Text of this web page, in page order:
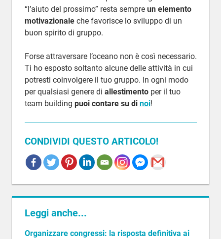
“l’aiuto del prossimo” resta sempre un elemento
motivazionaleche favorisce lo sviluppo di un
buon spirito di gruppo.
Forse attraversare l’oceano non è così necessario.
Ti ho esposto soltanto alcune delle attività in cui
potresti coinvolgere il tuo gruppo. In ogni modo
per qualsiasi genere di allestimentoper il tuo
team building puoi contare su di noi!
CONDIVIDI QUESTO ARTICOLO!
PRACTICE
TEAM
Leggi anche...
Organizzare congressi: la risposta definitiva ai